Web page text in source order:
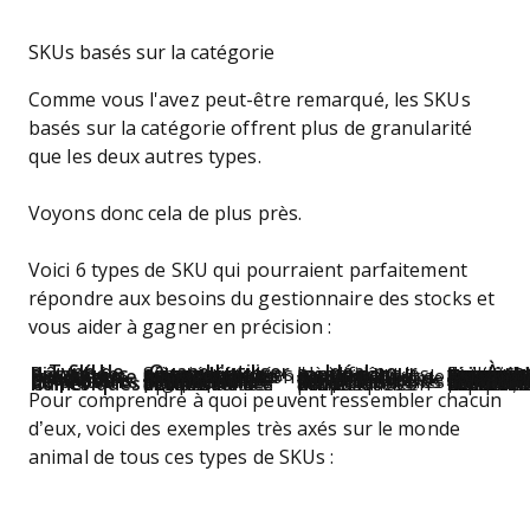
SKUs basés sur la catégorie
Comme vous l'avez peut-être remarqué, les SKUs
basés sur la catégorie offrent plus de granularité
que les deux autres types.
Voyons donc cela de plus près.
Voici 6 types de SKU qui pourraient parfaitement
répondre aux besoins du gestionnaire des stocks et
vous aider à gagner en précision :
Type de SKU Quand l'utiliser Idéal pour À
Pièces détachées Si vous gérez séparément les pièces détachées du produit principal Identifier rapidement les pièces dans l'entrepôt Synchroniser les quantités et les points de réapprovisionnement peut être complexe ; veillez à ce que toutes les pièces soient disponibles pour l'assemblage et le suivi.
Produits sur-mesure Si des produits nécessitent un assemblage ou une personnalisation avant la vente Produits haut de gamme et personnalisés Tous les composants doivent être en
Lots multi-produits Si vous vendez des lots d’articles sous un seul SKU Opportunités de vente additionnelle et croisée Les articles du lot doivent être en stock ensemble ; suivez et expédiez-
Collections de produits Si vous regroupez des produits indépendants sous un SKU promotionnel Gérer des offres promotionnelles sur plusieurs SKUs Exécuter les SKUs individuels au sein de la collection ; le SKU parent n’est pas vendu.
Offres numériquesSi vous vendez des produits virtuels ou des options additionnelles Proposer des produits numériques en vente additionnelle
Les SKUs numériques nécessitent un suivi séparé ; la gestion virtuelle des
Pour comprendre à quoi peuvent ressembler chacun
d’eux, voici des exemples très axés sur le monde
animal de tous ces types de SKUs :